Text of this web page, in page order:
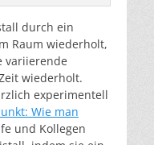
durch ein
Raum wiederholt,
variierende
wiederholt.
experimentell
Wie man
und Kollegen